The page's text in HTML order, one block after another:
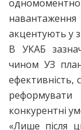
акцентують у
В УКАБ
чином УЗ
ефективність,
реформувати
конкурентні
«Лише після